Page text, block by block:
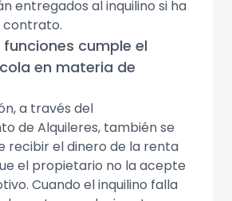
entregados al inquilino si ha
contrato.
cumple el
en materia de
a través del
de Alquileres, también se
recibir el dinero de la renta
el propietario no la acepte
Cuando el inquilino falla